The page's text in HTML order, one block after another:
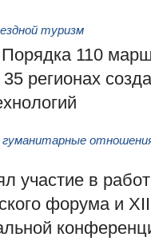
туризм
110
регионах
гуманитарные
участие в
форума и